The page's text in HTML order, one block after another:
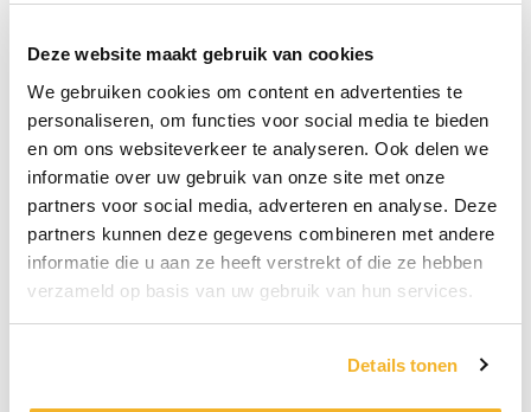
Deze website maakt gebruik van cookies
We gebruiken cookies om content en advertenties te
personaliseren, om functies voor social media te bieden
en om ons websiteverkeer te analyseren. Ook delen we
informatie over uw gebruik van onze site met onze
partners voor social media, adverteren en analyse. Deze
partners kunnen deze gegevens combineren met andere
informatie die u aan ze heeft verstrekt of die ze hebben
verzameld op basis van uw gebruik van hun services.
Details tonen
Tot spoedig ziens de koffie staat klaar!
Team TravelXL Beuk Voorhout: Sandy, Peter & Patrick
Beuk.